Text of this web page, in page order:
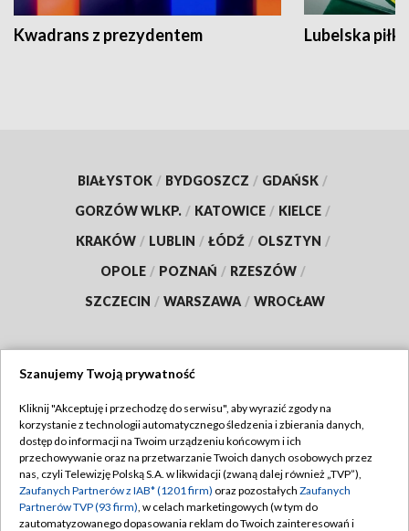
Kwadrans z prezydentem Lubelska piłka
BIAŁYSTOK / BYDGOSZCZ / GDAŃSK /
GORZÓW WLKP. / KATOWICE / KIELCE /
KRAKÓW / LUBLIN / ŁÓDŹ / OLSZTYN /
OPOLE / POZNAŃ / RZESZÓW /
SZCZECIN / WARSZAWA / WROCŁAW
TVP
Abonament TVP
Emisja w TVP
Centrum informacji TVP
Regulamin TVP
Polityka prywatności
Moje zgody
Szanujemy Twoją prywatność
Kliknij "Akceptuję i przechodzę do serwisu", aby wyrazić zgody na
korzystanie z technologii automatycznego śledzenia i zbierania danych,
dostęp do informacji na Twoim urządzeniu końcowym i ich
przechowywanie oraz na przetwarzanie Twoich danych osobowych przez
nas, czyli Telewizję Polską S.A. w likwidacji (zwaną dalej również „TVP”),
Zaufanych Partnerów z IAB* (1201 firm) oraz pozostałych Zaufanych
Partnerów TVP (93 firm), w celach marketingowych (w tym do
zautomatyzowanego dopasowania reklam do Twoich zainteresowań i